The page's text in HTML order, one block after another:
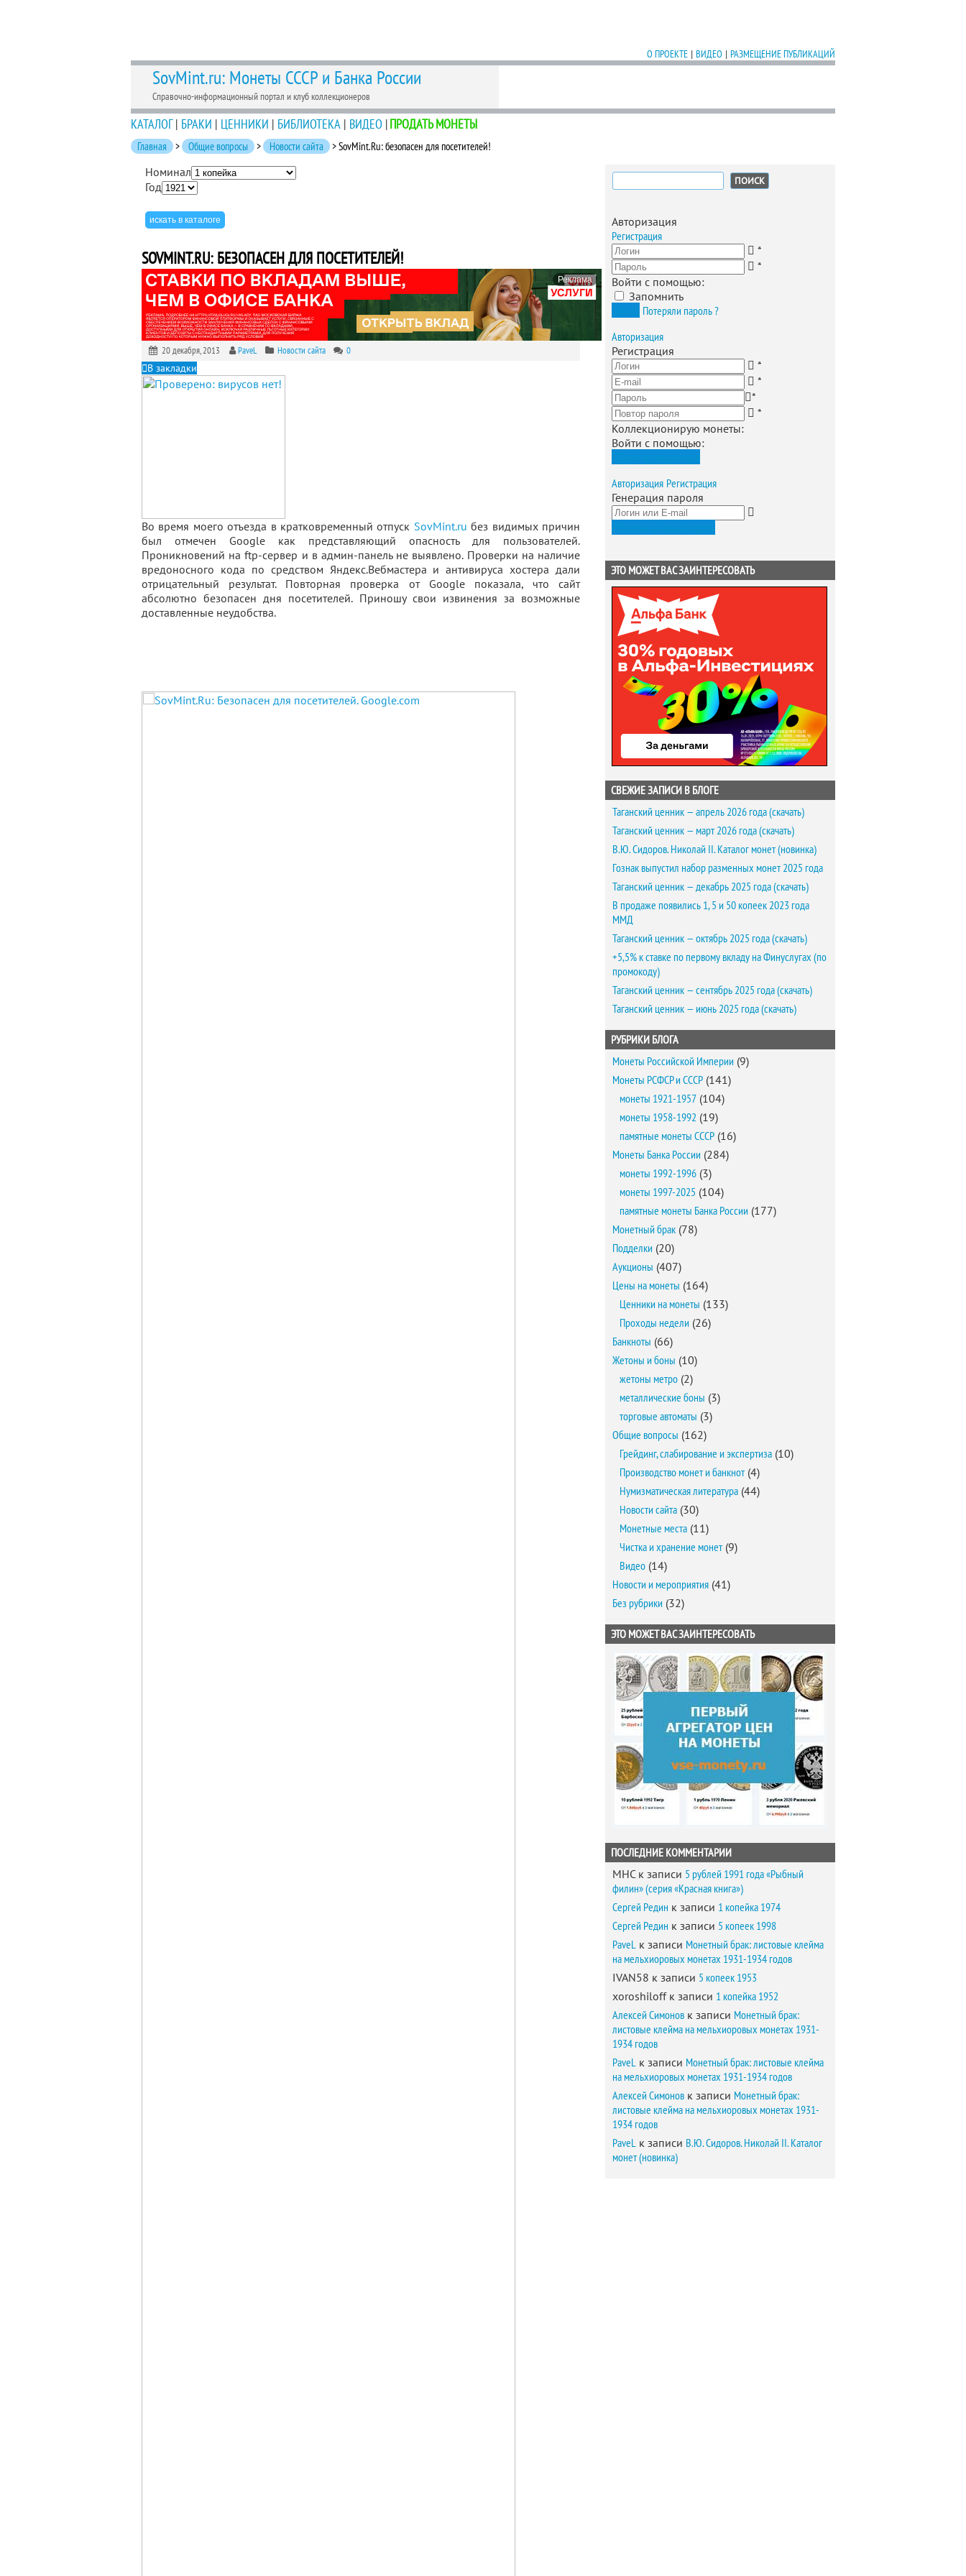
О ПРОЕКТЕ | ВИДЕО | РАЗМЕЩЕНИЕ ПУБЛИКАЦИЙ
SovMint.ru: Монеты СССР и Банка России
Справочно-информационный портал и клуб коллекционеров
КАТАЛОГ| БРАКИ | ЦЕННИКИ | БИБЛИОТЕКА | ВИДЕО |ПРОДАТЬ МОНЕТЫ
Главная > Общие вопросы > Новости сайта > SovMint.Ru: безопасен для посетителей!
Номинал
Год
SOVMINT.RU: БЕЗОПАСЕН ДЛЯ ПОСЕТИТЕЛЕЙ!
Реклама
20 декабря, 2013 PaveL Новости сайта 0
В закладки
Во время моего отъезда в кратковременный отпуск SovMint.ru без видимых причин
был отмечен Google как представляющий опасность для пользователей.
Проникновений на ftp-сервер и в админ-панель не выявлено. Проверки на наличие
вредоносного кода по средством Яндекс.Вебмастера и антивируса хостера дали
отрицательный результат. Повторная проверка от Google показала, что сайт
абсолютно безопасен дня посетителей. Приношу свои извинения за возможные
доставленные неудобства.
Найти:
Авторизация
Регистрация
*
*
Войти с помощью:
Запомнить
Потеряли пароль ?
Авторизация
Регистрация
*
*
*
*
Коллекционирую монеты:
Войти с помощью:
Авторизация Регистрация
Генерация пароля
ЭТО МОЖЕТ ВАС ЗАИНТЕРЕСОВАТЬ
СВЕЖИЕ ЗАПИСИ В БЛОГЕ
Таганский ценник — апрель 2026 года (скачать)
Таганский ценник — март 2026 года (скачать)
В.Ю. Сидоров. Николай II. Каталог монет (новинка)
Гознак выпустил набор разменных монет 2025 года
Таганский ценник — декабрь 2025 года (скачать)
В продаже появились 1, 5 и 50 копеек 2023 года
ММД
Таганский ценник — октябрь 2025 года (скачать)
+5,5% к ставке по первому вкладу на Финуслугах (по
промокоду)
Таганский ценник — сентябрь 2025 года (скачать)
Таганский ценник — июнь 2025 года (скачать)
РУБРИКИ БЛОГА
Монеты Российской Империи (9)
Монеты РСФСР и СССР (141)
монеты 1921-1957 (104)
монеты 1958-1992 (19)
памятные монеты СССР (16)
Монеты Банка России (284)
монеты 1992-1996 (3)
монеты 1997-2025 (104)
памятные монеты Банка России (177)
Монетный брак (78)
Подделки (20)
Аукционы (407)
Цены на монеты (164)
Ценники на монеты (133)
Проходы недели (26)
Банкноты (66)
Жетоны и боны (10)
жетоны метро (2)
металлические боны (3)
торговые автоматы (3)
Общие вопросы (162)
Грейдинг, слабирование и экспертиза (10)
Производство монет и банкнот(4)
Нумизматическая литература (44)
Новости сайта (30)
Монетные места (11)
Чистка и хранение монет(9)
Видео (14)
Новости и мероприятия (41)
Без рубрики (32)
ЭТО МОЖЕТ ВАС ЗАИНТЕРЕСОВАТЬ
ПОСЛЕДНИЕ КОММЕНТАРИИ
MHCк записи 5 рублей 1991 года «Рыбный
филин» (серия «Красная книга»)
Сергей Редин к записи 1 копейка 1974
Сергей Редин к записи 5 копеек 1998
PaveL к записи Монетный брак: листовые клейма
на мельхиоровых монетах 1931-1934 годов
IVAN58 к записи 5 копеек 1953
xoroshiloffк записи 1 копейка 1952
Алексей Симонов к записи Монетный брак:
листовые клейма на мельхиоровых монетах 1931-
1934 годов
PaveL к записи Монетный брак: листовые клейма
на мельхиоровых монетах 1931-1934 годов
Алексей Симонов к записи Монетный брак:
листовые клейма на мельхиоровых монетах 1931-
1934 годов
PaveL к записи В.Ю. Сидоров. Николай II. Каталог
монет (новинка)